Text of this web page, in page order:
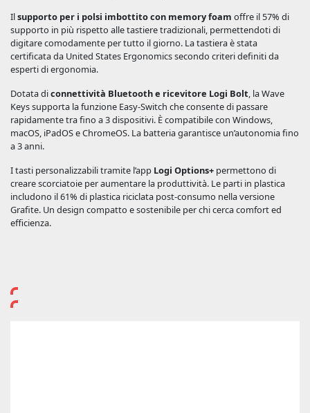
Ilsupporto per i polsi imbottito con memory foam offre il 57% di
supporto in più rispetto alle tastiere tradizionali, permettendoti di
digitare comodamente per tutto il giorno. La tastiera è stata
certificata da United States Ergonomics secondo criteri definiti da
esperti di ergonomia.
Dotata diconnettività Bluetooth e ricevitore Logi Bolt, la Wave
Keys supporta la funzione Easy-Switch che consente di passare
rapidamente tra fino a 3 dispositivi. È compatibile con Windows,
macOS, iPadOS e ChromeOS. La batteria garantisce un’autonomia fino
a 3 anni.
I tasti personalizzabili tramite l’app Logi Options+ permettono di
creare scorciatoie per aumentare la produttività. Le parti in plastica
includono il 61% di plastica riciclata post-consumo nella versione
Grafite. Un design compatto e sostenibile per chi cerca comfort ed
efficienza.